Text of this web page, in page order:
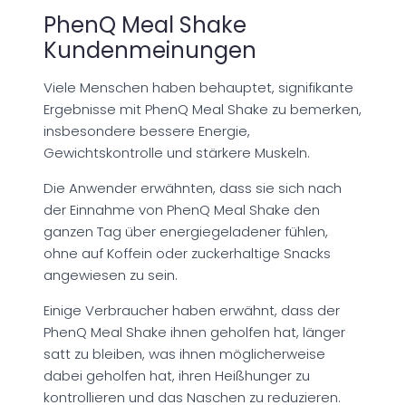
PhenQ Meal Shake
Kundenmeinungen
Viele Menschen haben behauptet, signifikante
Ergebnisse mit PhenQ Meal Shake zu bemerken,
insbesondere bessere Energie,
Gewichtskontrolle und stärkere Muskeln.
Die Anwender erwähnten, dass sie sich nach
der Einnahme von PhenQ Meal Shake den
ganzen Tag über energiegeladener fühlen,
ohne auf Koffein oder zuckerhaltige Snacks
angewiesen zu sein.
Einige Verbraucher haben erwähnt, dass der
PhenQ Meal Shake ihnen geholfen hat, länger
satt zu bleiben, was ihnen möglicherweise
dabei geholfen hat, ihren Heißhunger zu
kontrollieren und das Naschen zu reduzieren.